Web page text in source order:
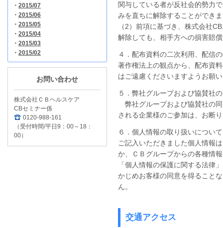
・ 2015/07
・ 2015/06
・ 2015/05
・ 2015/04
・ 2015/03
・ 2015/02
お問い合わせ
株式会社ＣＢヘルスケア
CBセミナー係
0120-988-161
（受付時間/平日9：00～18：
00）
関与している者が反社会的勢力
みを直ちに解除することができ
（2）前項に基づき、株式会社
解除しても、相手方への損害賠
４．配布資料の二次利用、配信
著作権法上の観点から、配布資
はご遠慮くださいますようお願
５．弊社グループおよび協賛社
弊社グループおよび協賛社の
される企業様のご参加は、お断
６．個人情報の取り扱いについて
ご記入いただきました個人情報
か、ＣＢグループからの各種情
「個人情報の保護に関する法律
かじめお客様の同意を得ること
ん。
交通アクセス